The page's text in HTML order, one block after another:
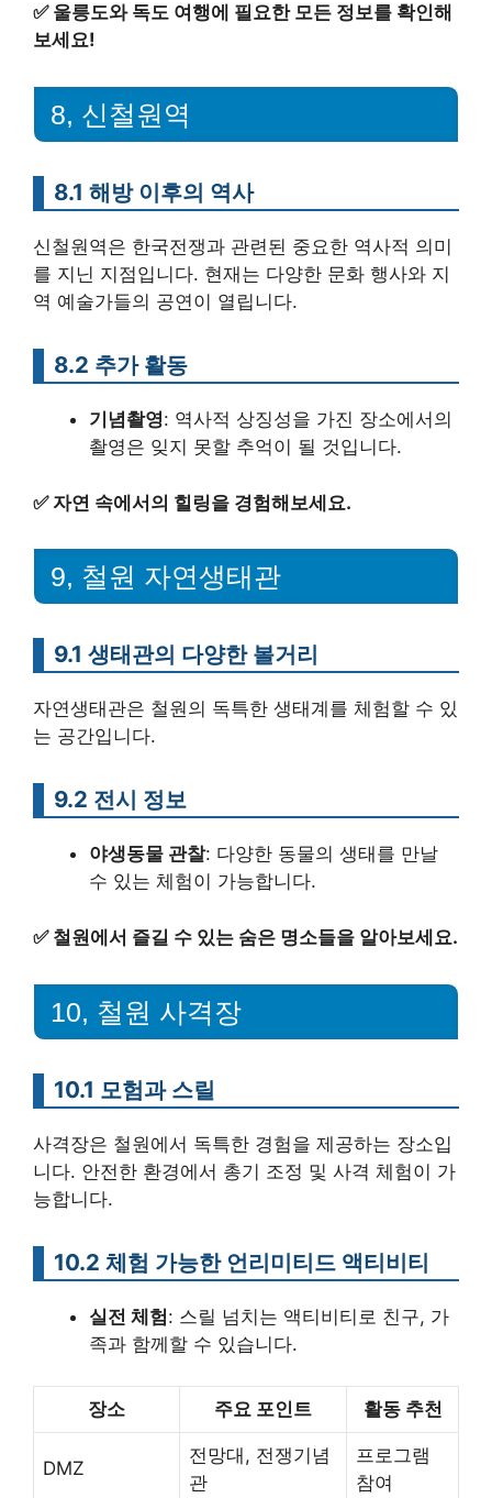
✅ 울릉도와 독도 여행에 필요한 모든 정보를 확인해
보세요!
8, 신철원역
8.1 해방 이후의 역사
신철원역은 한국전쟁과 관련된 중요한 역사적 의미
를 지닌 지점입니다. 현재는 다양한 문화 행사와 지
역 예술가들의 공연이 열립니다.
8.2 추가 활동
기념촬영: 역사적 상징성을 가진 장소에서의
촬영은 잊지 못할 추억이 될 것입니다.
✅ 자연 속에서의 힐링을 경험해보세요.
9, 철원 자연생태관
9.1 생태관의 다양한 볼거리
자연생태관은 철원의 독특한 생태계를 체험할 수 있
는 공간입니다.
9.2 전시 정보
야생동물 관찰: 다양한 동물의 생태를 만날
수 있는 체험이 가능합니다.
✅ 철원에서 즐길 수 있는 숨은 명소들을 알아보세요.
10, 철원 사격장
10.1 모험과 스릴
사격장은 철원에서 독특한 경험을 제공하는 장소입
니다. 안전한 환경에서 총기 조정 및 사격 체험이 가
능합니다.
10.2 체험 가능한 언리미티드 액티비티
실전 체험: 스릴 넘치는 액티비티로 친구, 가
족과 함께할 수 있습니다.
장소 주요 포인트 활동 추천
DMZ
전망대, 전쟁기념
관
프로그램
참여